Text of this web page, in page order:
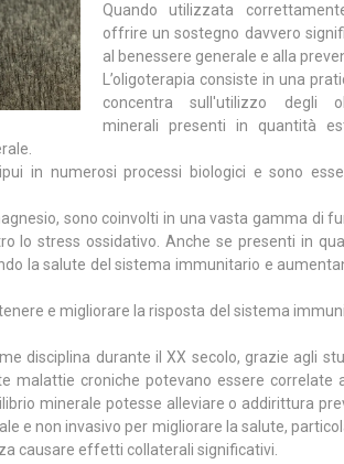
Quando utilizzata
offrire un sostegno davvero
al benessere generale e alla
L’oligoterapia consiste in una
concentra sull'utilizzo degli
minerali presenti in quantità
in numerosi processi biologici e sono
sono coinvolti in una vasta gamma di
lo stress ossidativo. Anche se presenti in
la salute del sistema immunitario e
e migliorare la risposta del sistema
disciplina durante il XX secolo, grazie agli
malattie croniche potevano essere correlate
minerale potesse alleviare o addirittura
e non invasivo per migliorare la salute,
causare effetti collaterali significativi.